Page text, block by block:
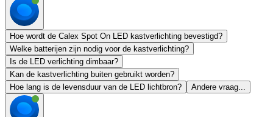
Hoe wordt de Calex Spot On LED kastverlichting bevestigd?
Welke batterijen zijn nodig voor de kastverlichting?
Is de LED verlichting dimbaar?
Kan de kastverlichting buiten gebruikt worden?
Hoe lang is de levensduur van de LED lichtbron?
Andere vraag...